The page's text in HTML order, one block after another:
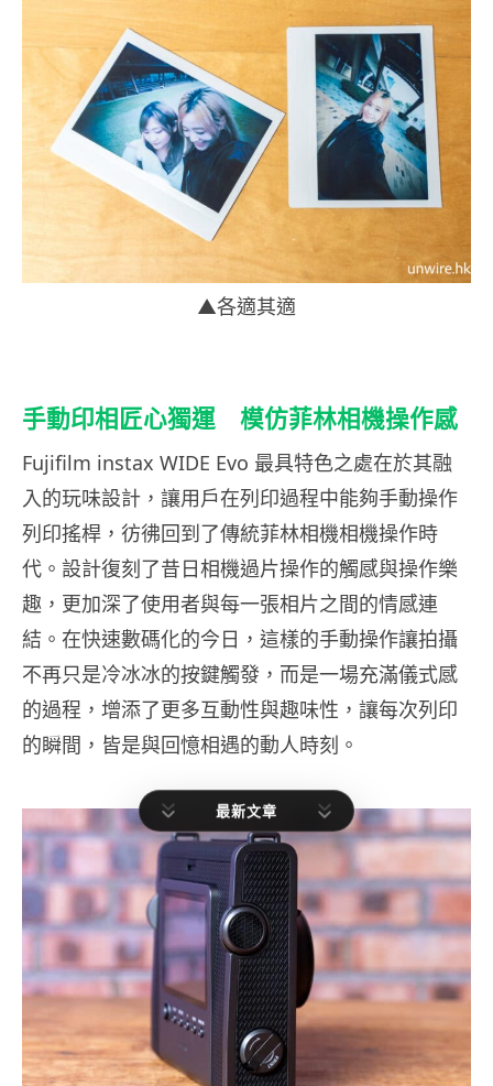
▲各適其適
手動印相匠心獨運 模仿菲林相機操作感
Fujifilm instax WIDE Evo 最具特色之處在於其融
入的玩味設計，讓用戶在列印過程中能夠手動操作
列印搖桿，彷彿回到了傳統菲林相機相機操作時
代。設計復刻了昔日相機過片操作的觸感與操作樂
趣，更加深了使用者與每一張相片之間的情感連
結。在快速數碼化的今日，這樣的手動操作讓拍攝
不再只是冷冰冰的按鍵觸發，而是一場充滿儀式感
的過程，增添了更多互動性與趣味性，讓每次列印
的瞬間，皆是與回憶相遇的動人時刻。
最新文章